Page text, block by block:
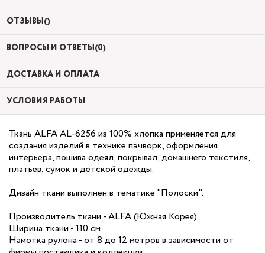
ОТЗЫВЫ()
ВОПРОСЫ И ОТВЕТЫ(0)
ДОСТАВКА И ОПЛАТА
УСЛОВИЯ РАБОТЫ
Ткань ALFA AL-6256 из 100% хлопка применяется для
создания изделий в технике пэчворк, оформления
интерьера, пошива одеял, покрывал, домашнего текстиля,
платьев, сумок и детской одежды.
Дизайн ткани выполнен в тематике "Полоски".
Производитель ткани - ALFA (Южная Корея).
Ширина ткани - 110 см
Намотка рулона - от 8 до 12 метров в зависимости от